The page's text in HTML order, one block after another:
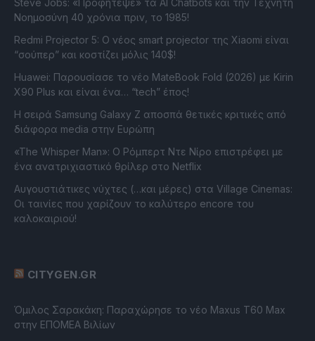
Νοημοσύνη 40 χρόνια πριν, το 1985!
Redmi Projector 5: Ο νέος smart projector της Xiaomi είναι
“σούπερ” και κοστίζει μόλις 140$!
Huawei: Παρουσίασε το νέο MateBook Fold (2026) με Kirin
X90 Plus και είναι ένα… “tech” έπος!
Η σειρά Samsung Galaxy Z αποσπά θετικές κριτικές από
διάφορα media στην Ευρώπη
«The Whisper Man»: Ο Ρόμπερτ Ντε Νίρο επιστρέφει με
ένα ανατριχιαστικό θρίλερ στο Netflix
Αυγουστιάτικες νύχτες (…και μέρες) στα Village Cinemas:
Οι ταινίες που χαρίζουν το καλύτερο encore του
καλοκαιριού!
CITYGEN.GR
Όμιλος Σαρακάκη: Παραχώρησε το νέο Maxus T60 Max
στην ΕΠΟΜΕΑ Βιλίων